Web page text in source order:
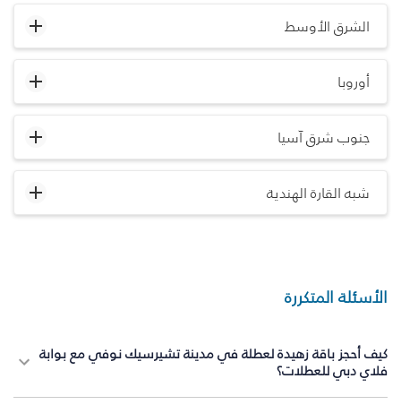
الشرق الأوسط
أوروبا
جنوب شرق آسيا
شبه القارة الهندية
الأسئلة المتكررة
كيف أحجز باقة زهيدة لعطلة في مدينة تشيرسيك نوفي مع بوابة
فلاي دبي للعطلات؟